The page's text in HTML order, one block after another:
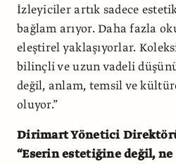
İzleyiciler artık sadece
bağlam arıyor. Daha fazla
eleştirel yaklaşıyorlar.
bilinçli ve uzun vadeli
değil, anlam, temsil ve
oluyor.”
Dirimart Yönetici
“Eserin estetiğine değil,